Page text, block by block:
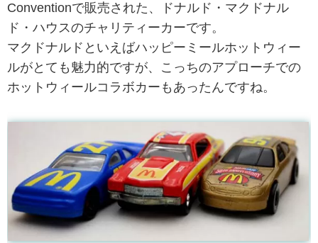
Conventionで販売された、ドナルド・マクドナル
ド・ハウスのチャリティーカーです。
マクドナルドといえばハッピーミールホットウィー
ルがとても魅力的ですが、こっちのアプローチでの
ホットウィールコラボカーもあったんですね。